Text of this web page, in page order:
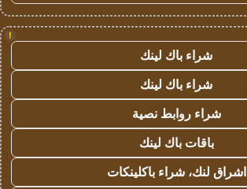
!
شراء باك لينك
شراء باك لينك
شراء روابط نصية
باقات باك لينك
اشراق لنك، شراء باكلينكات